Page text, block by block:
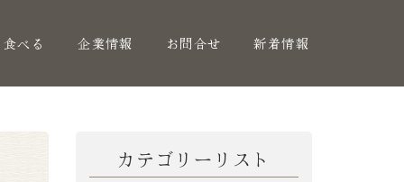
べる 企業情報 お問合せ 新着情報
カテゴリーリスト